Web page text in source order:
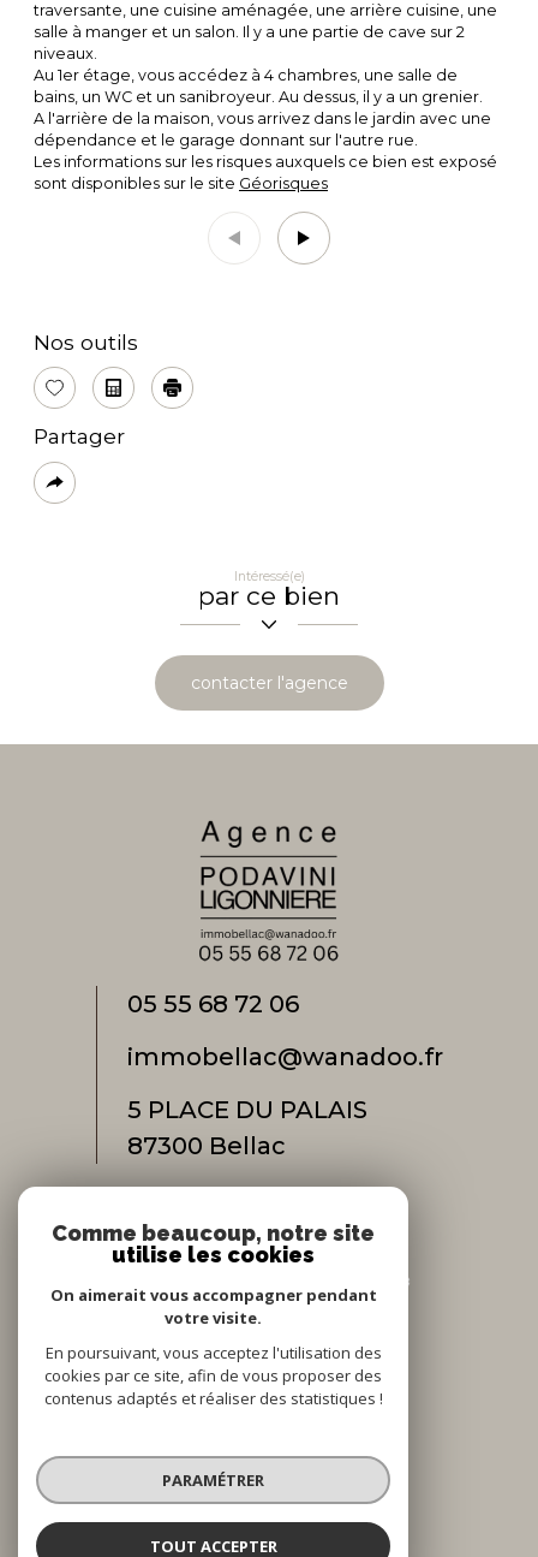
traversante, une cuisine aménagée, une arrière cuisine, une
salle à manger et un salon. Il y a une partie de cave sur 2
niveaux.
Au 1er étage, vous accédez à 4 chambres, une salle de
bains, un WC et un sanibroyeur. Au dessus, il y a un grenier.
A l'arrière de la maison, vous arrivez dans le jardin avec une
dépendance et le garage donnant sur l'autre rue.
Les informations sur les risques auxquels ce bien est exposé
sont disponibles sur le site Géorisques
Nos outils
Sélectionner
Calculatrice
Imprimer
Partager
Plus
de
Intéressé(e)
par ce bien
contacter l'agence
05 55 68 72 06
immobellac@wanadoo.fr
5 PLACE DU PALAIS
87300
bellac
Adhérents
© 2022
Tous droits réservés
Comme beaucoup, notre site
utilise les cookies
On aimerait vous accompagner pendant
votre visite.
En poursuivant, vous acceptez l'utilisation des
cookies par ce site, afin de vous proposer des
contenus adaptés et réaliser des statistiques !
PARAMÉTRER
TOUT ACCEPTER